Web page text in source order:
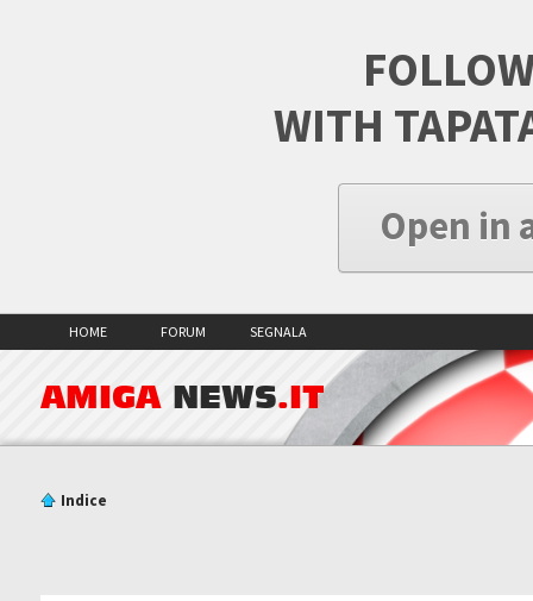
WITH
Open in
HOME FORUM SEGNALA
AMIGA NEWS.IT
Indice